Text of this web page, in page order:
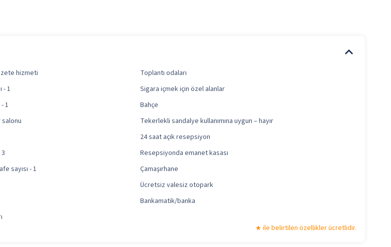
hizmeti
Toplantı odaları
- 1
Sigara içmek için özel alanlar
1
Bahçe
salonu
Tekerlekli sandalye kullanımına uygun – hayır
24 saat açık resepsiyon
Resepsiyonda emanet kasası
sayısı - 1
Çamaşırhane
Ücretsiz valesiz otopark
Bankamatik/banka
ile belirtilen özellikler ücretlidir.